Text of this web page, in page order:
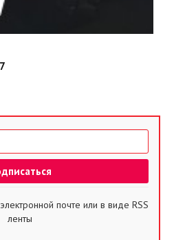
почте или в виде RSS
ленты